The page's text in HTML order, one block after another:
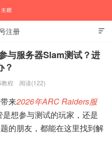
注册教程

注册
与服务器Slam测试？进
？
教程 阅读(122)
来2026年ARC Raiders服
想参与测试的玩家，还是
的朋友，都能在这里找到解